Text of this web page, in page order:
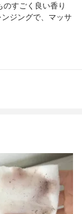
すごく良い香り
ジングで、マッサ